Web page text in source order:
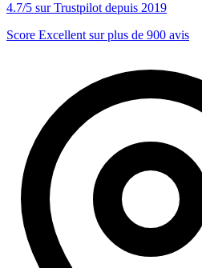
4.7/5 sur Trustpilot depuis 2019
Score Excellent sur plus de 900 avis